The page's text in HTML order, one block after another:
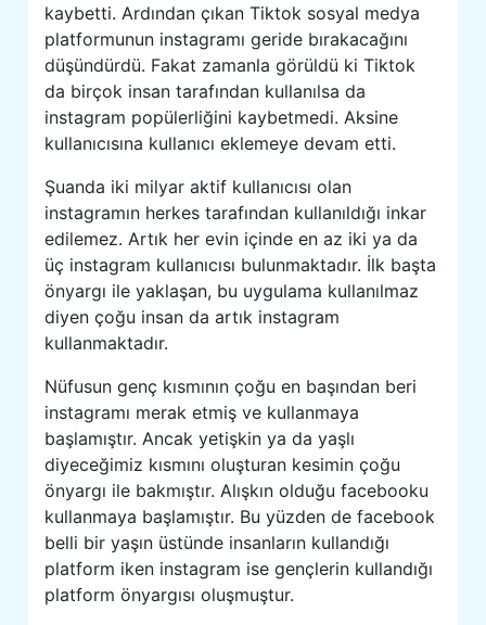
kaybetti. Ardından çıkan Tiktok sosyal medya
platformunun instagramı geride bırakacağını
düşündürdü. Fakat zamanla görüldü ki Tiktok
da birçok insan tarafından kullanılsa da
instagram popülerliğini kaybetmedi. Aksine
kullanıcısına kullanıcı eklemeye devam etti.
Şuanda iki milyar aktif kullanıcısı olan
instagramın herkes tarafından kullanıldığı inkar
edilemez. Artık her evin içinde en az iki ya da
üç instagram kullanıcısı bulunmaktadır. İlk başta
önyargı ile yaklaşan, bu uygulama kullanılmaz
diyen çoğu insan da artık instagram
kullanmaktadır.
Nüfusun genç kısmının çoğu en başından beri
instagramı merak etmiş ve kullanmaya
başlamıştır. Ancak yetişkin ya da yaşlı
diyeceğimiz kısmını oluşturan kesimin çoğu
önyargı ile bakmıştır. Alışkın olduğu facebooku
kullanmaya başlamıştır. Bu yüzden de facebook
belli bir yaşın üstünde insanların kullandığı
platform iken instagram ise gençlerin kullandığı
platform önyargısı oluşmuştur.